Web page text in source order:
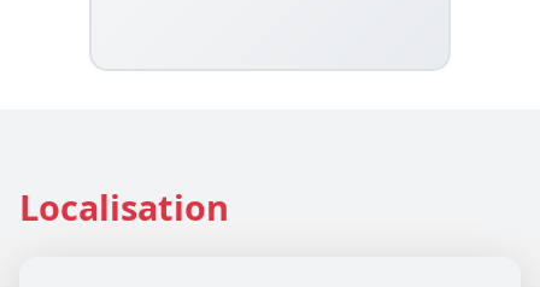
Localisation